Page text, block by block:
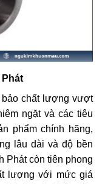
bảo chất lượng vượt
ngặt và các tiêu
phẩm chính hãng,
lâu dài và độ bền
Phát còn tiên phong
lượng với mức giá